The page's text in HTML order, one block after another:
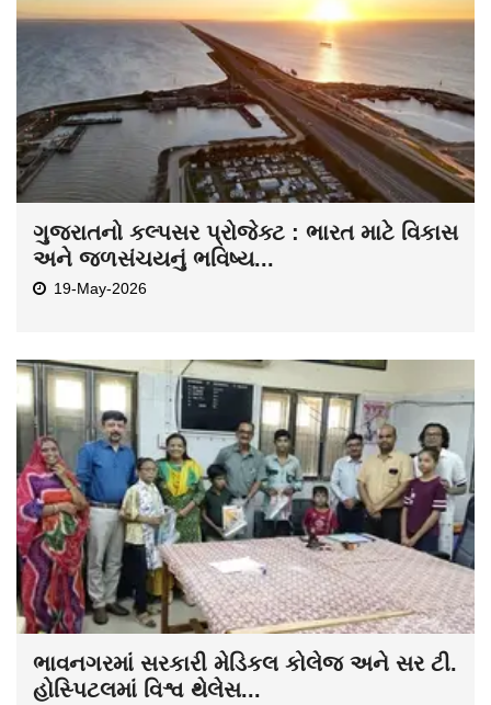
ગુજરાતનો કલ્પસર પ્રોજેક્ટ : ભારત માટે વિકાસ
અને જળસંચયનું ભવિષ્ય...
19-May-2026
ભાવનગરમાં સરકારી મેડિકલ કોલેજ અને સર ટી.
હોસ્પિટલમાં વિશ્વ થેલેસ...